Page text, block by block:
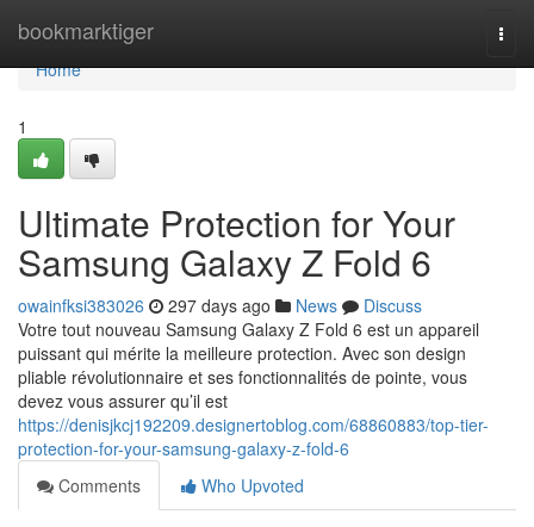
bookmarktiger
Home
Home
1
Ultimate Protection for Your
Samsung Galaxy Z Fold 6
owainfksi383026 297 days ago News
Discuss
Votre tout nouveau Samsung Galaxy Z Fold 6 est un appareil
puissant qui mérite la meilleure protection. Avec son design
pliable révolutionnaire et ses fonctionnalités de pointe, vous
devez vous assurer qu’il est
https://denisjkcj192209.designertoblog.com/68860883/top-tier-
protection-for-your-samsung-galaxy-z-fold-6
Comments
Who Upvoted